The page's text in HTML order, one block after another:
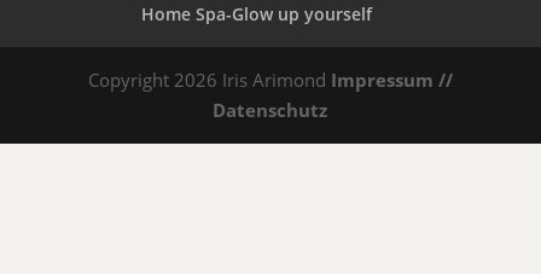
Home Spa-Glow up yourself
Copyright 2026 Iris Arimond Impressum //
Datenschutz